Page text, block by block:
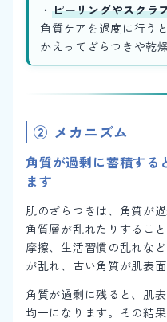
・ ピーリングやスクラ
角質ケアを過度に行う
かえってざらつきや乾
② メカニズム
角質が過剰に蓄積する
ます
肌のざらつきは、角質が
角質層が乱れたりするこ
摩擦、生活習慣の乱れな
が乱れ、古い角質が肌表
角質が過剰に残ると、肌
均一になります。その結